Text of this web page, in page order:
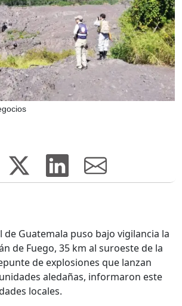
de Guatemala puso bajo vigilancia la
de Fuego, 35 km al suroeste de la
de explosiones que lanzan
aledañas, informaron este
locales.